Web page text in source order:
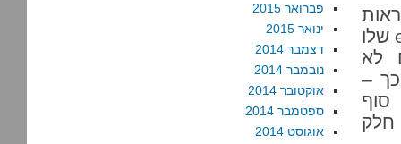
לאיפה הוא הגיע. התפקיד שלכם הוא לא להיות enablers שלו
לא
–
סוף
פברואר 2015
ינואר 2015
דצמבר 2014
נובמבר 2014
אוקטובר 2014
ספטמבר 2014
אוגוסט 2014